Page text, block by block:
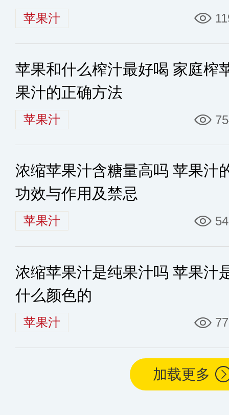
苹果汁
苹果和什么榨汁最好喝 家庭榨
果汁的正确方法
苹果汁
浓缩苹果汁含糖量高吗 苹果汁
功效与作用及禁忌
苹果汁
浓缩苹果汁是纯果汁吗 苹果汁
什么颜色的
苹果汁
加载更多